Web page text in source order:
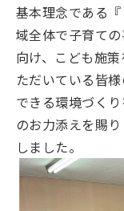
基本理念である
域全体で子育て
向け、こども施
ただいている皆
できる環境づく
のお力添えを賜
しました。